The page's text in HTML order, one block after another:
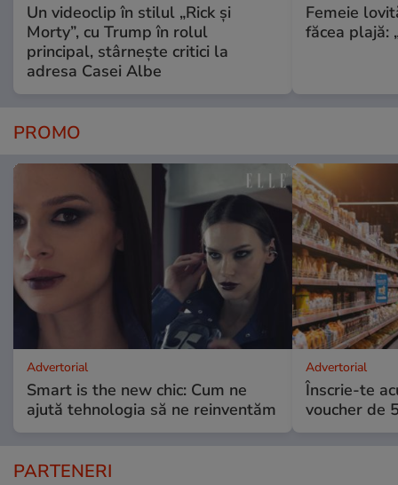
Un videoclip în stilul „Rick și
Morty”, cu Trump în rolul
principal, stârnește critici la
adresa Casei Albe
Femeie
făcea plajă:
PROMO
Advertorial
Smart is the new chic: Cum ne
ajută tehnologia să ne reinventăm
Advertorial
Înscrie-te
voucher de
PARTENERI